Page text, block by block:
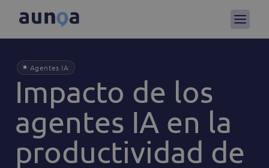
Agentes IA
Impacto de los
agentes IA en la
productividad de